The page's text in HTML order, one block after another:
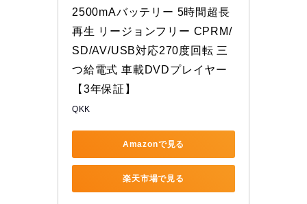
2500mAバッテリー 5時間超長
再生 リージョンフリー CPRM/
SD/AV/USB対応270度回転 三
つ給電式 車載DVDプレイヤー
【3年保証】
QKK
Amazonで見る
楽天市場で見る